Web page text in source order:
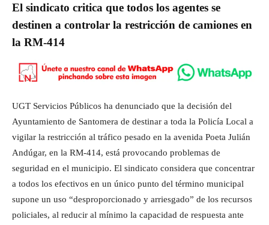
El sindicato critica que todos los agentes se
destinen a controlar la restricción de camiones en
la RM-414
UGT Servicios Públicos ha denunciado que la decisión del
Ayuntamiento de Santomera de destinar a toda la Policía Local a
vigilar la restricción al tráfico pesado en la avenida Poeta Julián
Andúgar, en la RM-414, está provocando problemas de
seguridad en el municipio. El sindicato considera que concentrar
a todos los efectivos en un único punto del término municipal
supone un uso “desproporcionado y arriesgado” de los recursos
policiales, al reducir al mínimo la capacidad de respuesta ante